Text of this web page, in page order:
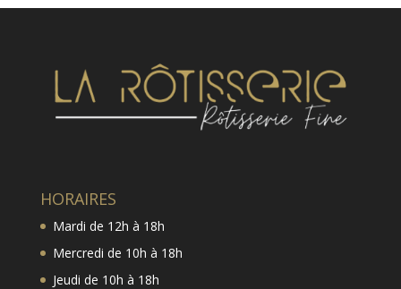
HORAIRES
Mardi de 12h à 18h
Mercredi de 10h à 18h
Jeudi de 10h à 18h